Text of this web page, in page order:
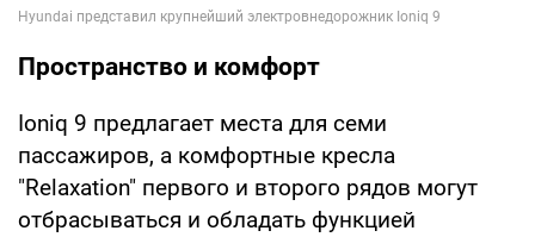
Пространство и комфорт
Ioniq 9 предлагает места для семи
пассажиров, а комфортные кресла
"Relaxation" первого и второго рядов могут
отбрасываться и обладать функцией